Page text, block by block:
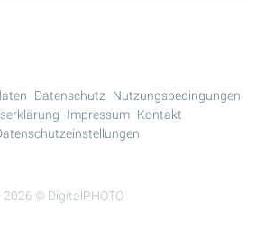
2026 © DigitalPHOTO
Datenschutz
Nutzungsbedingungen
Impressum Kontakt